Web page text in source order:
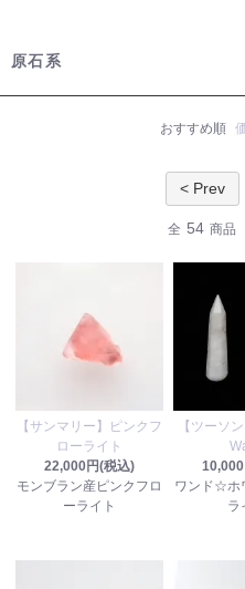
原石系
おすすめ順
< Prev
全 54 商品
【サンマリー】ピンクフ
ローライト
22,000円(税込)
モンブラン産ピンクフロ
ーライト
【ツーソ
ワンド☆ホ
ラ